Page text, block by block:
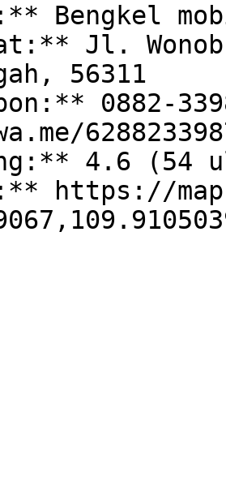
Bengkel
Jl.
56311
0882-
4.6 (54
https://